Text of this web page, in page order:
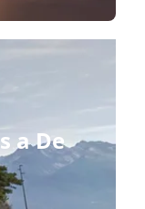
a De